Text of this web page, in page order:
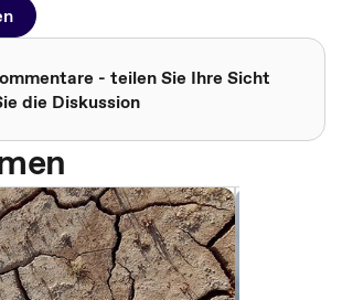
- teilen Sie Ihre Sicht
die Diskussion